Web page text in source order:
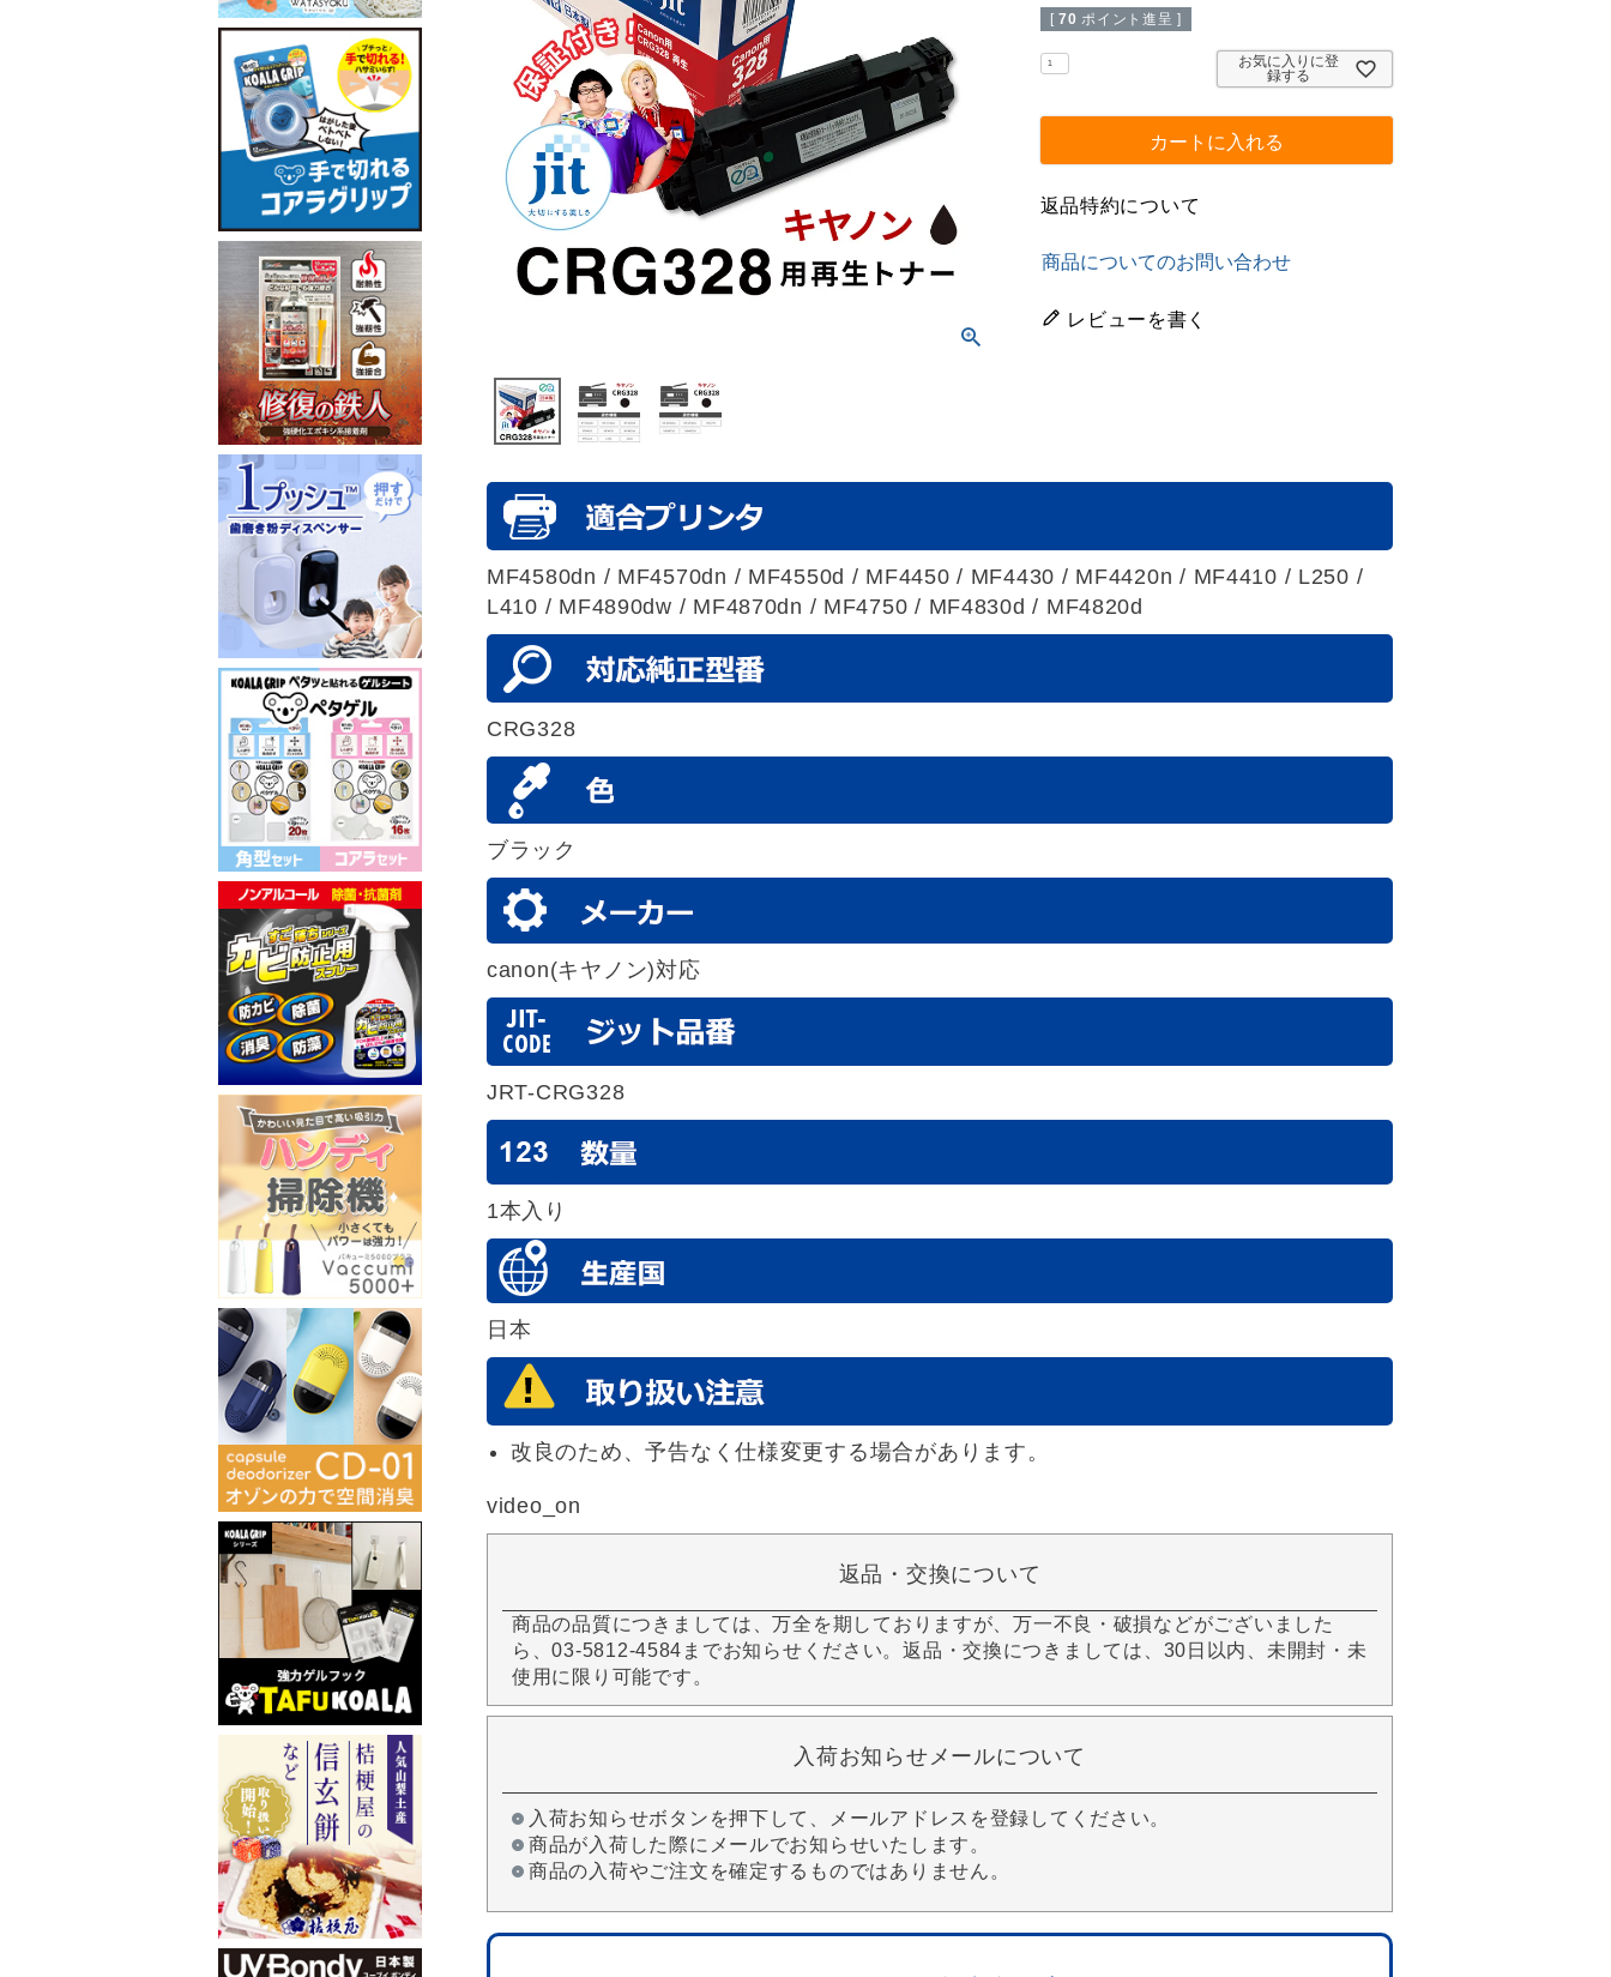
[ 70 ポイント進呈 ]
お気に入りに登
録する
カートに入れる
返品特約について
商品についてのお問い合わせ
レビューを書く
MF4580dn / MF4570dn / MF4550d / MF4450 / MF4430 / MF4420n / MF4410 / L250 /
L410 / MF4890dw / MF4870dn / MF4750 / MF4830d / MF4820d
CRG328
ブラック
canon(キヤノン)対応
JRT-CRG328
1本入り
日本
改良のため、予告なく仕様変更する場合があります。
video_on
返品・交換について
商品の品質につきましては、万全を期しておりますが、万一不良・破損などがございました
ら、03-5812-4584までお知らせください。返品・交換につきましては、30日以内、未開封・未
使用に限り可能です。
入荷お知らせメールについて
入荷お知らせボタンを押下して、メールアドレスを登録してください。
商品が入荷した際にメールでお知らせいたします。
商品の入荷やご注文を確定するものではありません。